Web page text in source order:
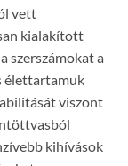
vett
kialakított
szerszámokat a
élettartamuk
viszont
kihívások